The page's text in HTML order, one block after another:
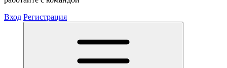
Вход Регистрация